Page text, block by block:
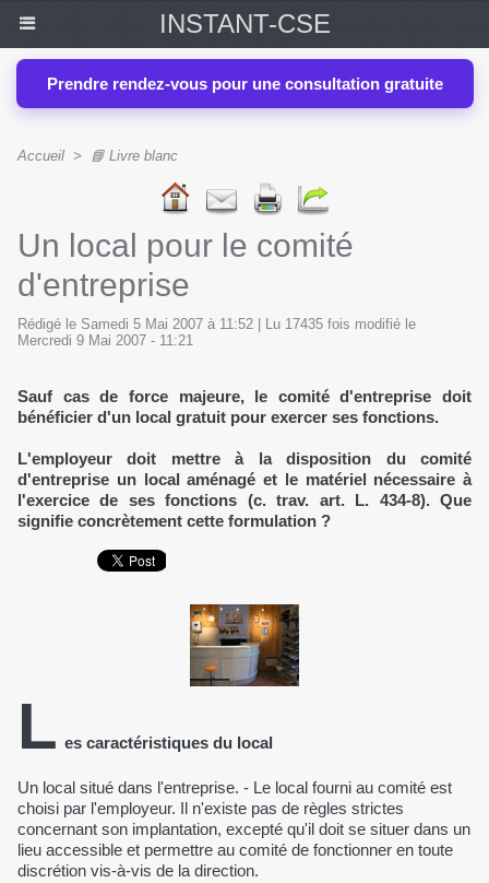
INSTANT-CSE
Prendre rendez-vous pour une consultation gratuite
Accueil > 📘 Livre blanc
Un local pour le comité
d'entreprise
Rédigé le Samedi 5 Mai 2007 à 11:52 | Lu 17435 fois modifié le
Mercredi 9 Mai 2007 - 11:21
Sauf cas de force majeure, le comité d'entreprise doit
bénéficier d'un local gratuit pour exercer ses fonctions.
L'employeur doit mettre à la disposition du comité
d'entreprise un local aménagé et le matériel nécessaire à
l'exercice de ses fonctions (c. trav. art. L. 434-8). Que
signifie concrètement cette formulation ?
L es caractéristiques du local
Un local situé dans l'entreprise. - Le local fourni au comité est
choisi par l'employeur. Il n'existe pas de règles strictes
concernant son implantation, excepté qu'il doit se situer dans un
lieu accessible et permettre au comité de fonctionner en toute
discrétion vis-à-vis de la direction.